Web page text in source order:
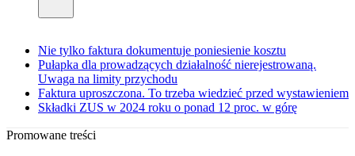
Nie tylko faktura dokumentuje poniesienie kosztu
Pułapka dla prowadzących działalność nierejestrowaną.
Uwaga na limity przychodu
Faktura uproszczona. To trzeba wiedzieć przed wystawieniem
Składki ZUS w 2024 roku o ponad 12 proc. w górę
Promowane treści